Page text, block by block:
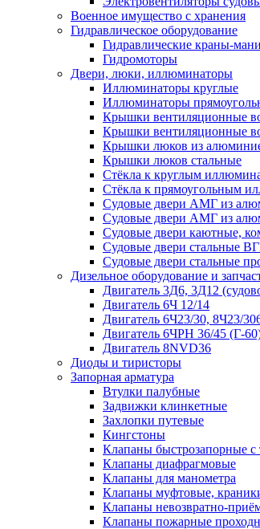
Военное имущество с хранения
Гидравлическое оборудование
Гидравлические краны-
Гидромоторы
Двери, люки, иллюминаторы
Иллюминаторы круглые
Иллюминаторы
Крышки вентиляционные
Крышки вентиляционные
Крышки люков из
Крышки люков стальные
Стёкла к круглым
Стёкла к прямоугольным
Судовые двери АМГ из
Судовые двери АМГ из
Судовые двери каютные,
Судовые двери стальные
Судовые двери стальные
Дизельное оборудование и
Двигатель 3Д6, 3Д12
Двигатель 6Ч 12/14
Двигатель 6Ч23/30, 8Ч23/
Двигатель 6ЧРН 36/45 (Г-
Двигатель 8NVD36
Диоды и тиристоры
Запорная арматура
Втулки палубные
Задвижки клинкетные
Захлопки путевые
Кингстоны
Клапаны быстрозапорные
Клапаны диафрагмовые
Клапаны для манометра
Клапаны муфтовые,
Клапаны невозвратно-
Клапаны пожарные